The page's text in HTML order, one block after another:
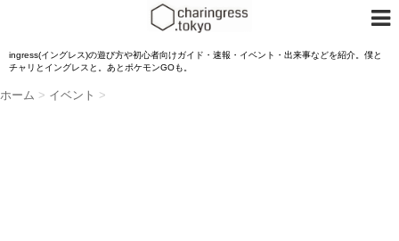
ingress(イングレス)の遊び方や初心者向けガイド・速報・イベント・出来事などを紹介。僕と
チャリとイングレスと。あとポケモンGOも。
ホーム > イベント >